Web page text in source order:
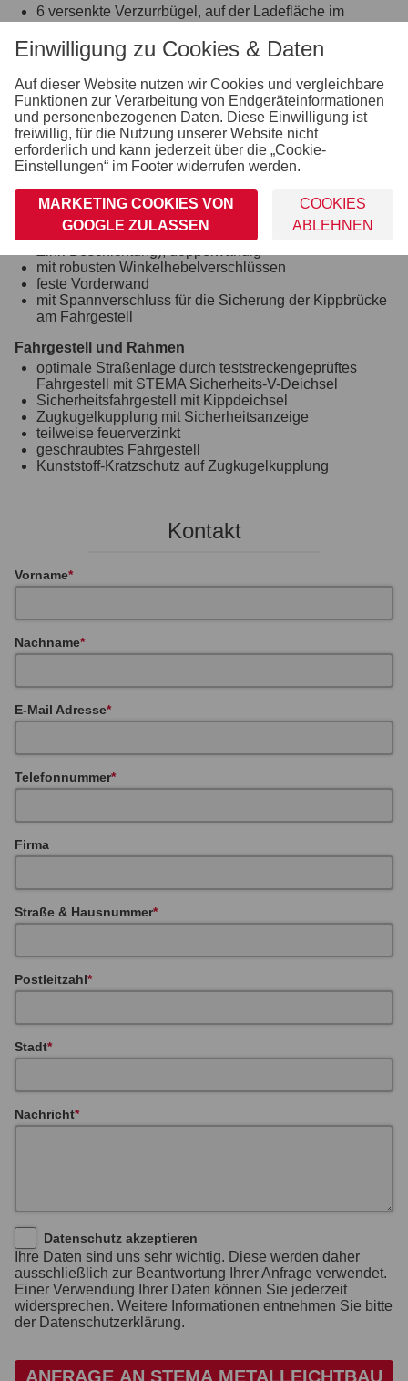
6 versenkte Verzurrbügel, auf der Ladefläche im
Einhängemöglichkeiten für Planen und Netze
und Netzen
Räder und Achsen
robuste Gummifederachse
wartungsfreie Kompaktradlager
stoßfeste Kunststoffkotflügel
Bordwand, Reling und Co.
mit langlebigem und hochwertigem Korrosionsschutz
Bordwände aus Stahlblech mit Galvalume (Aluminium-
mit robusten Winkelhebelverschlüssen
feste Vorderwand
mit Spannverschluss für die Sicherung der Kippbrücke
am Fahrgestell
Fahrgestell und Rahmen
optimale Straßenlage durch teststreckengeprüftes
Fahrgestell mit STEMA Sicherheits-V-Deichsel
Sicherheitsfahrgestell mit Kippdeichsel
Zugkugelkupplung mit Sicherheitsanzeige
teilweise feuerverzinkt
geschraubtes Fahrgestell
Kunststoff-Kratzschutz auf Zugkugelkupplung
Kontakt
Vorname
Nachname
E-Mail Adresse
Telefonnummer
Firma
Straße & Hausnummer
Postleitzahl
Stadt
Nachricht
Datenschutz akzeptieren
Ihre Daten sind uns sehr wichtig. Diese werden daher
ausschließlich zur Beantwortung Ihrer Anfrage verwendet.
Einer Verwendung Ihrer Daten können Sie jederzeit
widersprechen. Weitere Informationen entnehmen Sie bitte
der Datenschutzerklärung.
ANFRAGE AN STEMA METALLEICHTBAU
Einwilligung zu Cookies & Daten
Auf dieser Website nutzen wir Cookies und vergleichbare
Funktionen zur Verarbeitung von Endgeräteinformationen
und personenbezogenen Daten. Diese Einwilligung ist
freiwillig, für die Nutzung unserer Website nicht
erforderlich und kann jederzeit über die „Cookie-
Einstellungen“ im Footer widerrufen werden.
MARKETING COOKIES VON
GOOGLE ZULASSEN
COOKIES
ABLEHNEN